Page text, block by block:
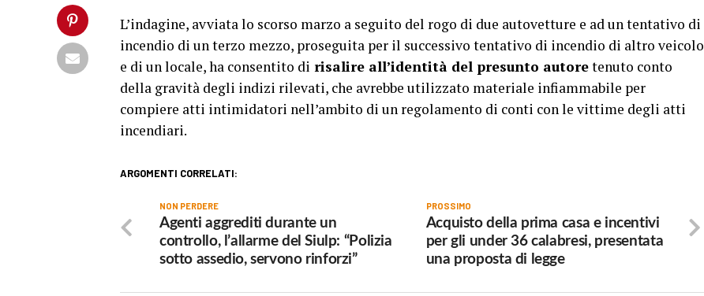
L’indagine, avviata lo scorso marzo a seguito del rogo di due autovetture e ad un tentativo di
incendio di un terzo mezzo, proseguita per il successivo tentativo di incendio di altro veicolo
e di un locale, ha consentito di risalire all’identità del presunto autoretenuto conto
della gravità degli indizi rilevati, che avrebbe utilizzato materiale infiammabile per
compiere atti intimidatori nell’ambito di un regolamento di conti con le vittime degli atti
incendiari.
ARGOMENTI CORRELATI:
PROSSIMO
Acquisto della prima casa e incentivi
per gli under 36 calabresi, presentata
una proposta di legge
NON PERDERE
Agenti aggrediti durante un
controllo, l’allarme del Siulp: “Polizia
sotto assedio, servono rinforzi”